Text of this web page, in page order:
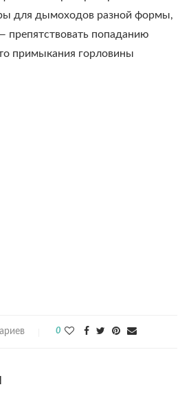
для дымоходов разной формы,
препятствовать попаданию
примыкания горловины
0